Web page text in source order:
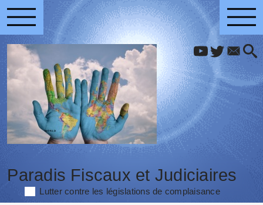
Paradis Fiscaux et Judiciaires
Lutter contre les législations de complaisance